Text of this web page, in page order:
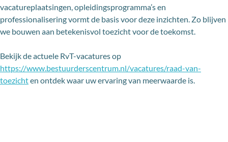
vacatureplaatsingen, opleidingsprogramma’s en
professionalisering vormt de basis voor deze inzichten. Zo blijven
we bouwen aan betekenisvol toezicht voor de toekomst.
Bekijk de actuele RvT-vacatures op
https://www.bestuurderscentrum.nl/vacatures/raad-van-
toezichten ontdek waar uw ervaring van meerwaarde is.